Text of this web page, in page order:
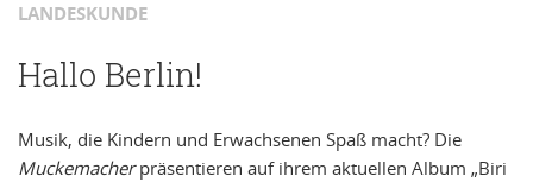
LANDESKUNDE
Hallo Berlin!
Musik, die Kindern und Erwachsenen Spaß macht? Die
Muckemacherpräsentieren auf ihrem aktuellen Album „Biri